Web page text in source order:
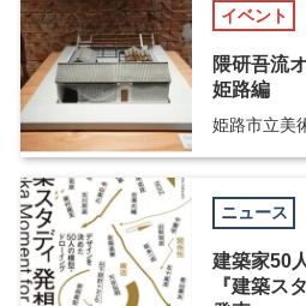
イベント
隈研吾流
姫路編
姫路市立美
ニュース
建築家50
『建築ス